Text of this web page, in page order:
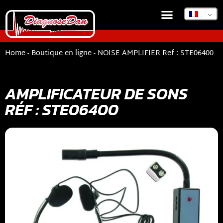
Home-Boutique en ligne-NOISE AMPLIFIER Ref : STE06400
AMPLIFICATEUR DE SONS
RÉF : STE06400